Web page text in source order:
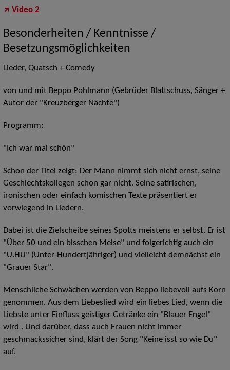
Video 2
Besonderheiten / Kenntnisse /
Besetzungsmöglichkeiten
Lieder, Quatsch + Comedy
von und mit Beppo Pohlmann (Gebrüder Blattschuss, Sänger +
Autor der "Kreuzberger Nächte")
Programm:
"Ich war mal schön"
Schon der Titel zeigt: Der Mann nimmt sich nicht ernst, seine
Geschlechtskollegen schon gar nicht. Seine satirischen,
ironischen oder einfach komischen Texte präsentiert er
vorwiegend in Liedern.
Dabei ist die Zielscheibe seines Spotts meistens er selbst. Er ist
"Über 50 und ein bisschen Meise" und folgerichtig auch ein
"U.HU" (Unter-Hundertjähriger) und vielleicht demnächst ein
"Grauer Star".
Menschliche Schwächen werden von Beppo liebevoll aufs Korn
genommen. Aus dem Liebeslied wird ein liebes Lied, wenn die
Liebste unter Einfluss geistiger Getränke ein "Blauer Engel"
wird . Und darüber, dass auch Frauen nicht immer
geschmackssicher sind, klärt der Song "Keine isst so wie Du"
auf.